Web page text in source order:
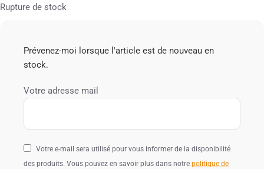
Rupture de stock
Prévenez-moi lorsque l'article est de nouveau en
stock.
Votre adresse mail
Votre e-mail sera utilisé pour vous informer de la disponibilité
des produits. Vous pouvez en savoir plus dans notre politique de